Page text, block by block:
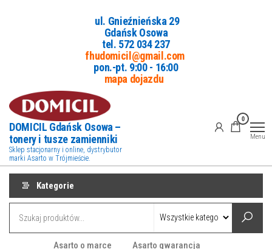
ul. Gnieźnieńska 29
Gdańsk Osowa
tel. 572 034 237
fhudomicil@gmail.com
pon.-pt. 9:00 - 16:00
mapa dojazdu
DOMICIL Gdańsk Osowa –
tonery i tusze zamienniki
Sklep stacjonarny i online, dystrybutor
marki Asarto w Trójmieście.
0
Menu
Kategorie
Asarto o marce Asarto gwarancja